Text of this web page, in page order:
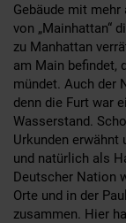
Gebäude mit
von „Mainhattan“
zu Manhattan
am Main befindet,
mündet. Auch der
denn die Furt war
Wasserstand.
Urkunden erwähnt
und natürlich als
Deutscher Nation
Orte und in der
zusammen. Hier